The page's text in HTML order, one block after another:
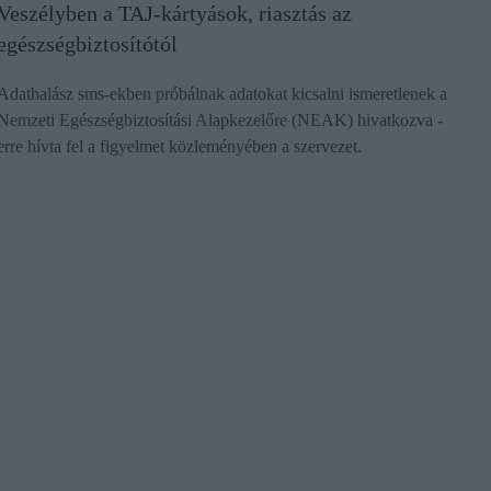
a TAJ-kártyások, riasztás az
Adathalász sms-ekben próbálnak adatokat kicsalni ismeretlenek a
Egészségbiztosítási Alapkezelőre (NEAK) hivatkozva -
hívta fel a figyelmet közleményében a szervezet.